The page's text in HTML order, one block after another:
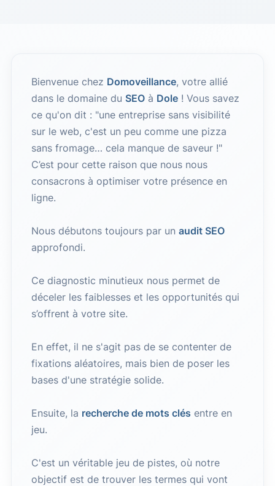
Bienvenue chez Domoveillance, votre allié
dans le domaine du SEOà Dole! Vous savez
ce qu'on dit : "une entreprise sans visibilité
sur le web, c'est un peu comme une pizza
sans fromage… cela manque de saveur !"
C’est pour cette raison que nous nous
consacrons à optimiser votre présence en
ligne.
Nous débutons toujours par un audit SEO
approfondi.
Ce diagnostic minutieux nous permet de
déceler les faiblesses et les opportunités qui
s’offrent à votre site.
En effet, il ne s'agit pas de se contenter de
fixations aléatoires, mais bien de poser les
bases d'une stratégie solide.
Ensuite, la recherche de mots clés entre en
jeu.
C'est un véritable jeu de pistes, où notre
objectif est de trouver les termes qui vont